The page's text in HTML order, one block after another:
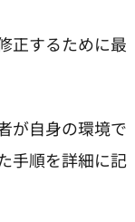
正するために最
が自身の環境で
手順を詳細に記